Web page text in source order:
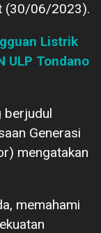
(30/06/2023).
Listrik
ULP Tondano
berjudul
Generasi
mengatakan
memahami